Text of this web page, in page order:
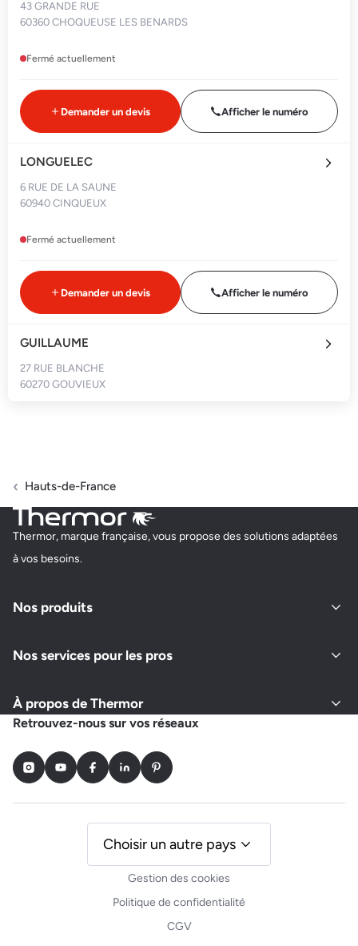
43 GRANDE RUE
60360 CHOQUEUSE LES BENARDS
Fermé actuellement
Demander un devis Afficher le numéro
LONGUELEC
6 RUE DE LA SAUNE
60940 CINQUEUX
Fermé actuellement
Demander un devis Afficher le numéro
GUILLAUME
27 RUE BLANCHE
60270 GOUVIEUX
DM ENERGIES - DELABY GILLES
60000 BEAUVAIS
Fermé actuellement
Demander un devis
PASQUIER PASCAL
68 RUE ESMERY
Fermé actuellement
Hauts-de-France
Thermor, marque française, vous propose des solutions adaptées
à vos besoins.
Nos produits
Nos services pour les pros
À propos de Thermor
Retrouvez-nous sur vos réseaux
InstagramYoutubeFacebookLinkedInPinterest
Gestion des cookies
Politique de confidentialité
CGV
Choisir un autre pays